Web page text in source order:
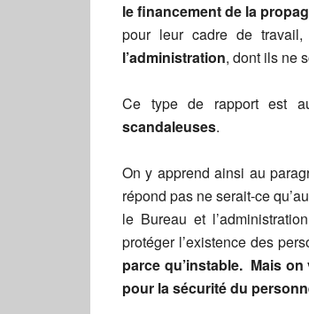
le financement de la
pour leur cadre de travail,
l’administration, dont ils ne
Ce type de rapport est
scandaleuses.
On y apprend ainsi au
répond pas ne serait-ce
le Bureau et
protéger l’existence des
parce qu’instable. Mais
pour la sécurité du